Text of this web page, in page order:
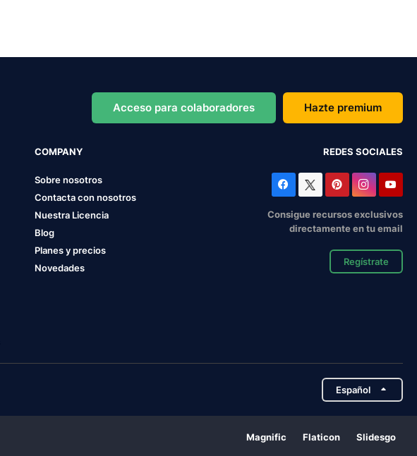
Acceso para colaboradores Hazte premium
COMPANY
Sobre nosotros
Contacta con nosotros
Nuestra Licencia
Blog
Planes y precios
Novedades
REDES SOCIALES
Consigue recursos exclusivos
directamente en tu email
Regístrate
Español
Magnific Flaticon Slidesgo